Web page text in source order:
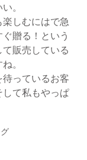
。
しむにはで急
贈る！という
販売している
。
っているお客
て私もやっぱ